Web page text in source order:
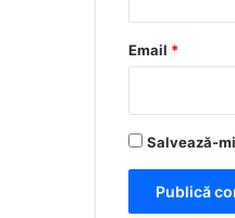
*
Email *
Salvează-